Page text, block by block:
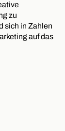
zu
sich in Zahlen
auf das